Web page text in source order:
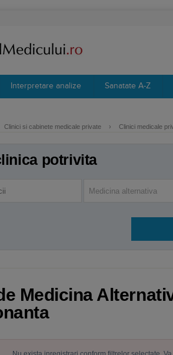
Interpretare analize Sanatate A-Z
Clinici si cabinete medicale private › Clinici medicale
potrivita
Medicina alternativa
Medicina